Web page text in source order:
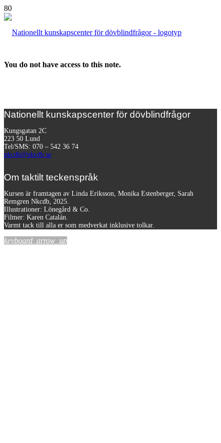
You do not have access to this note.
Nationellt kunskapscenter för dövblindfrågor
Kungsgatan 2C
223 50 Lund
Tel/SMS: 070 – 542 36 74
nkcdb@nkcdb.se
Om taktilt teckenspråk
Kursen är framtagen av Linda Eriksson, Monika Estenberger, Sarah
Remgren Nkcdb, 2025.
Illustrationer: Lönegård & Co.
Filmer: Karen Catalán.
Varmt tack till alla er som medverkat inklusive tolkar.
keyboard_arrow_up